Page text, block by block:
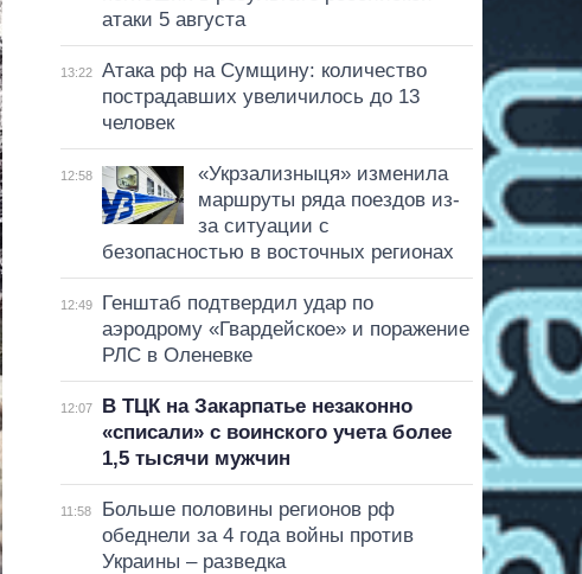
атаки 5 августа
13:22
Атака рф на Сумщину: количество
пострадавших увеличилось до 13
человек
12:58
«Укрзализныця» изменила
маршруты ряда поездов из-
за ситуации с
безопасностью в восточных регионах
12:49
Генштаб подтвердил удар по
аэродрому «Гвардейское» и поражение
РЛС в Оленевке
12:07
В ТЦК на Закарпатье незаконно
«списали» с воинского учета более
1,5 тысячи мужчин
11:58
Больше половины регионов рф
обеднели за 4 года войны против
Украины – разведка